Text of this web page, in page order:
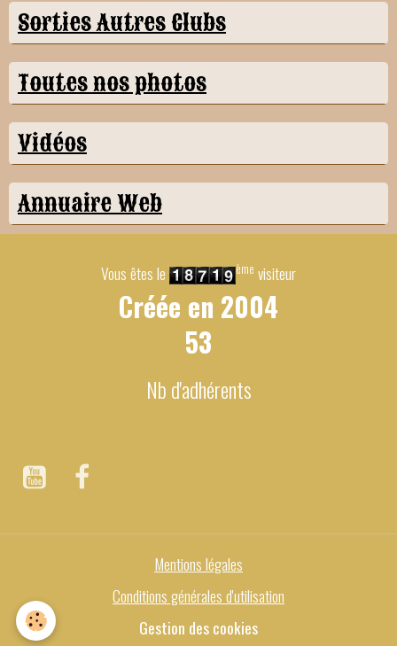
Sorties Autres Clubs
Toutes nos photos
Vidéos
Annuaire Web
Vous êtes le ème visiteur
Créée en 2004
53
Nb d'adhérents
Mentions légales
Conditions générales d'utilisation
Gestion des cookies